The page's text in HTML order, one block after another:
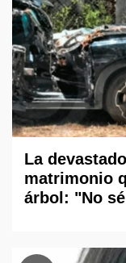
La
matrimonio
árbol: "No